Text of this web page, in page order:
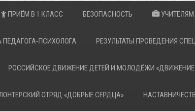
ПРИЁМ В 1 КЛАСС БЕЗОПАСНОСТЬ УЧИТЕЛЯМ
ПЕДАГОГА-ПСИХОЛОГА РЕЗУЛЬТАТЫ ПРОВЕДЕНИЯ
РОССИЙСКОЕ ДВИЖЕНИЕ ДЕТЕЙ И МОЛОДЁЖИ «ДВИЖЕНИЕ
ОТРЯД «ДОБРЫЕ СЕРДЦА»